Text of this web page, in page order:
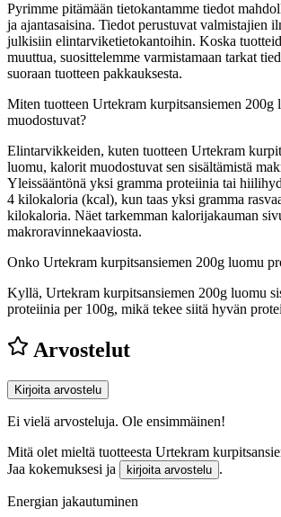
Pyrimme pitämään tietokantamme tiedot
ja ajantasaisina. Tiedot perustuvat valmistajien
julkisiin elintarviketietokantoihin. Koska
muuttua, suosittelemme varmistamaan tarkat
suoraan tuotteen pakkauksesta.
Miten tuotteen Urtekram kurpitsansiemen 200g
muodostuvat?
Elintarvikkeiden, kuten tuotteen Urtekram
luomu, kalorit muodostuvat sen sisältämistä
Yleissääntönä yksi gramma proteiinia tai
4 kilokaloria (kcal), kun taas yksi gramma
kilokaloria. Näet tarkemman kalorijakauman
makroravinnekaaviosta.
Onko Urtekram kurpitsansiemen 200g luomu
Kyllä, Urtekram kurpitsansiemen 200g luomu
proteiinia per 100g, mikä tekee siitä hyvän
Arvostelut
Kirjoita arvostelu
Ei vielä arvosteluja. Ole ensimmäinen!
Mitä olet mieltä tuotteesta Urtekram
Jaa kokemuksesi ja
kirjoita arvostelu .
Energian jakautuminen